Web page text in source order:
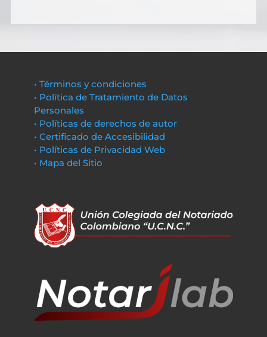
• Términos y condiciones
• Política de Tratamiento de Datos
Personales
• Políticas de derechos de autor
• Certificado de Accesibilidad
• Políticas de Privacidad Web
• Mapa del Sitio